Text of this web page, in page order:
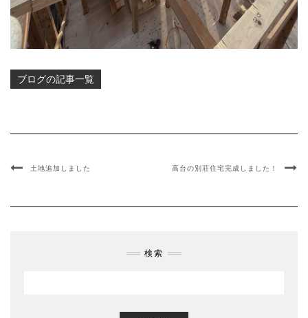
ブログ
土地追加しました 高台の別荘住宅完成しました！
検索